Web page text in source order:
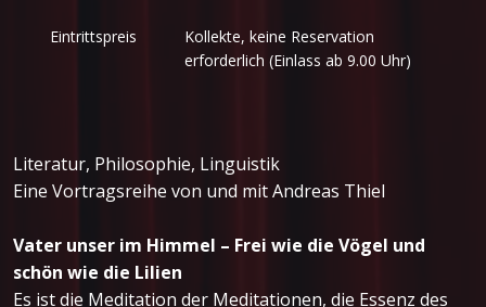
Eintrittspreis
Kollekte, keine Reservation
erforderlich (Einlass ab 9.00 Uhr)
Literatur, Philosophie, Linguistik
Eine Vortragsreihe von und mit Andreas Thiel
Vater unser im Himmel – Frei wie die Vögel und
schön wie die Lilien
Es ist die Meditation der Meditationen, die Essenz des